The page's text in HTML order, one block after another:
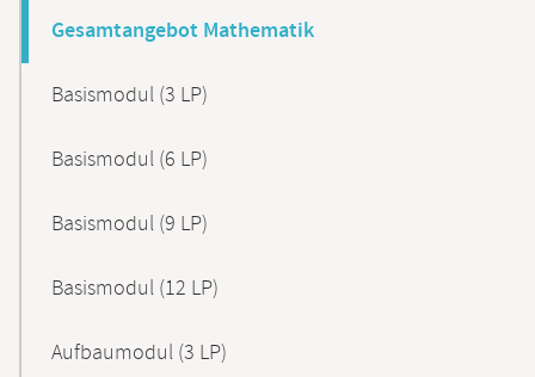
Gesamtangebot Mathematik
Basismodul (3 LP)
Basismodul (6 LP)
Basismodul (9 LP)
Basismodul (12 LP)
Aufbaumodul (3 LP)